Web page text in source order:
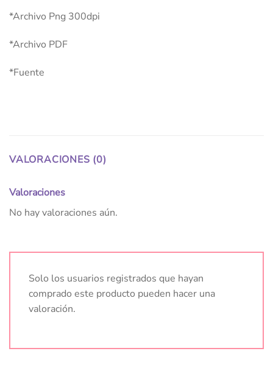
*Archivo Png 300dpi
*Archivo PDF
*Fuente
VALORACIONES (0)
Valoraciones
No hay valoraciones aún.
Solo los usuarios registrados que hayan
comprado este producto pueden hacer una
valoración.